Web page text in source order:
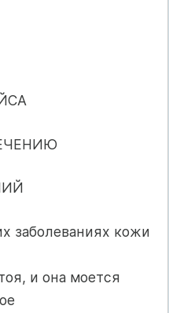
заболеваниях кожи
и она моется